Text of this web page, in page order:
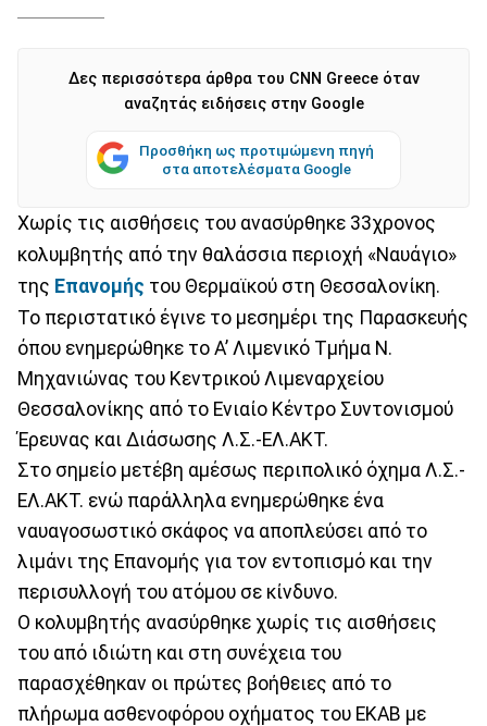
Δες περισσότερα άρθρα του CNN Greece όταν
αναζητάς ειδήσεις στην Google
Προσθήκη ως προτιμώμενη πηγή
στα αποτελέσματα Google
Χωρίς τις αισθήσεις του ανασύρθηκε 33χρονος
κολυμβητής από την θαλάσσια περιοχή «Ναυάγιο»
της Επανομής του Θερμαϊκού στη Θεσσαλονίκη.
Το περιστατικό έγινε το μεσημέρι της Παρασκευής
όπου ενημερώθηκε το Α’ Λιμενικό Τμήμα Ν.
Μηχανιώνας του Κεντρικού Λιμεναρχείου
Θεσσαλονίκης από το Ενιαίο Κέντρο Συντονισμού
Έρευνας και Διάσωσης Λ.Σ.-ΕΛ.ΑΚΤ.
Στο σημείο μετέβη αμέσως περιπολικό όχημα Λ.Σ.-
ΕΛ.ΑΚΤ. ενώ παράλληλα ενημερώθηκε ένα
ναυαγοσωστικό σκάφος να αποπλεύσει από το
λιμάνι της Επανομής για τον εντοπισμό και την
περισυλλογή του ατόμου σε κίνδυνο.
Ο κολυμβητής ανασύρθηκε χωρίς τις αισθήσεις
του από ιδιώτη και στη συνέχεια του
παρασχέθηκαν οι πρώτες βοήθειες από το
πλήρωμα ασθενοφόρου οχήματος του ΕΚΑΒ με